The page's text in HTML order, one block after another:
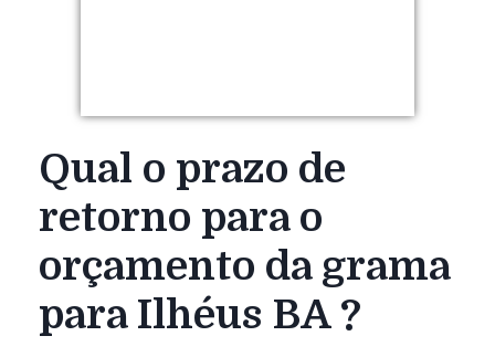
Qual o prazo de
retorno para o
orçamento da grama
para Ilhéus BA ?